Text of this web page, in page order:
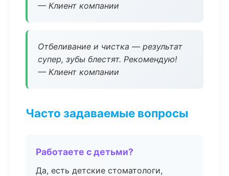
— Клиент компании
Отбеливание и чистка — результат
супер, зубы блестят. Рекомендую!
— Клиент компании
Часто задаваемые вопросы
Работаете с детьми?
Да, есть детские стоматологи,